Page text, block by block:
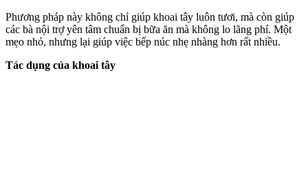
Phương pháp này không chỉ giúp khoai tây luôn tươi, mà còn giúp
các bà nội trợ yên tâm chuẩn bị bữa ăn mà không lo lãng phí. Một
mẹo nhỏ, nhưng lại giúp việc bếp núc nhẹ nhàng hơn rất nhiều.
Tác dụng của khoai tây